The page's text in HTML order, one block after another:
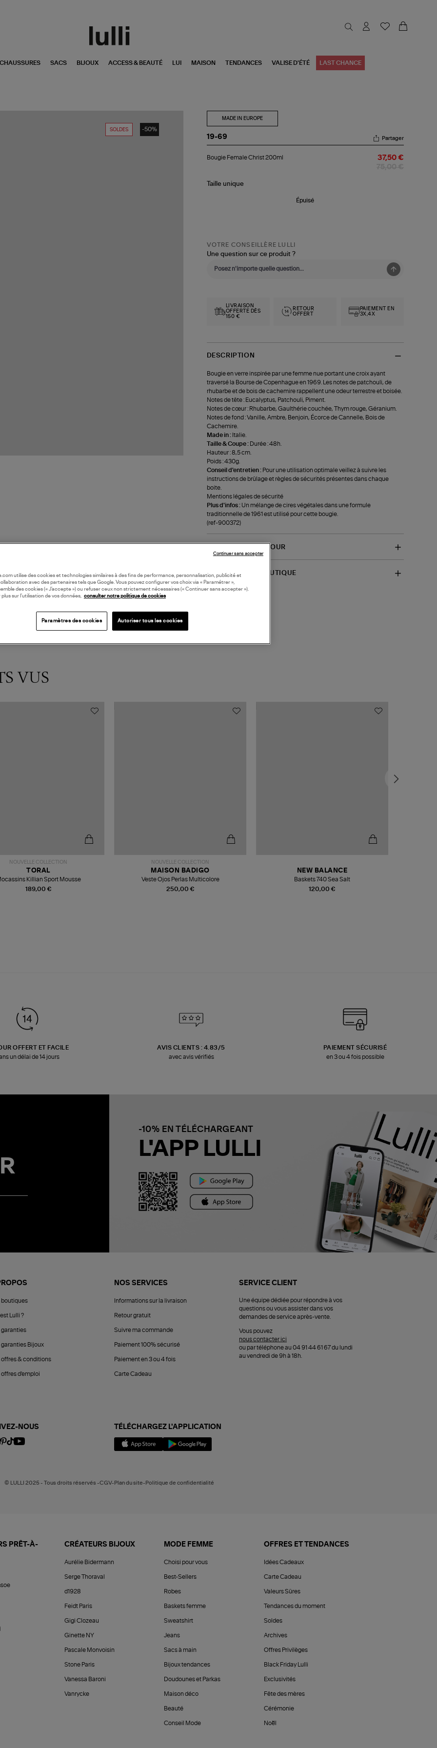
CHAUSSURES SACS BIJOUX ACCESS & BEAUTÉ LUI MAISON TENDANCES VALISE D'ÉTÉ LAST CHANCE
SOLDES -50%
MADE IN EUROPE
19-69
Female
Partager
Bougie Female Christ 200ml 37,50 €
Taille unique
Épuisé
VOTRE CONSEILLÈRE LULLI
Une question sur ce produit ?
LIVRAISON
OFFERTE DÈS
150 €
RETOUR
OFFERT
PAIEMENT EN
3X,4X
DESCRIPTION
Bougie en verre inspirée par une femme nue portant une croix ayant
traversé la Bourse de Copenhague en 1969. Les notes de patchouli, de
rhubarbe et de bois de cachemire rappellent une odeur terrestre et boisée.
Notes de tête : Eucalyptus, Patchouli, Piment.
Notes de cœur : Rhubarbe, Gaulthérie couchée, Thym rouge, Géranium.
Notes de fond : Vanille, Ambre, Benjoin, Écorce de Cannelle, Bois de
Cachemire.
Made in : Italie.
Taille & Coupe : Durée : 48h.
Hauteur : 8,5 cm.
Poids : 430g.
Conseil d'entretien : Pour une utilisation optimale veillez à suivre les
instructions de brûlage et règles de sécurités présentes dans chaque
boite.
Mentions légales de sécurité
Plus d'infos : Un mélange de cires végétales dans une formule
traditionnelle de 1961 est utilisé pour cette bougie.
(ref-900372)
LIVRAISON ET RETOUR
DISPONIBILITÉ BOUTIQUE
VUS
NOUVELLE COLLECTION
189,00 €
TORAL
Killian Sport Mousse
NOUVELLE COLLECTION
250,00 €
MAISON BADIGO
Veste Ojos Perlas Multicolore
120,00 €
NEW BALANCE
Baskets 740 Sea Salt
OFFERT ET FACILE
un délai de 14 jours
AVIS CLIENTS : 4.83/5
avec avis vérifiés
PAIEMENT SÉCURISÉ
en 3 ou 4 fois possible
-10% EN TÉLÉCHARGEANT
L'APP LULLI
boutiques
Lulli ?
garanties
garanties Bijoux
offres & conditions
offres d'emploi
NOS SERVICES
Informations sur la livraison
Retour gratuit
Suivre ma commande
Paiement 100% sécurisé
Paiement en 3 ou 4 fois
Carte Cadeau
SERVICE CLIENT
Une équipe dédiée pour répondre à vos
questions ou vous assister dans vos
demandes de service après-vente.
Vous pouvez
nous contacter ici
ou par téléphone au 04 91 44 61 67 du lundi
au vendredi de 9h à 18h.
NOUS TÉLÉCHARGEZ L'APPLICATION
© LULLI 2025 - Tous droits réservés -CGV-Plan du site-Politique de confidentialité
PRÊT-À-
CRÉATEURS BIJOUX
Aurélie Bidermann
Serge Thoraval
d1928
Feidt Paris
Gigi Clozeau
Ginette NY
Pascale Monvoisin
Stone Paris
Vanessa Baroni
Vanrycke
MODE FEMME
Choisi pour vous
Best-Sellers
Robes
Baskets femme
Sweatshirt
Jeans
Sacs à main
Bijoux tendances
Doudounes et Parkas
Maison déco
Beauté
Conseil Mode
OFFRES ET TENDANCES
Idées Cadeaux
Carte Cadeau
Valeurs Sûres
Tendances du moment
Soldes
Archives
Offres Privilèges
Black Friday Lulli
Exclusivités
Fête des mères
Cérémonie
Noël
utilise des cookies et technologies similaires à des fins de performance, personnalisation, publicité et
avec des partenaires tels que Google. Vous pouvez configurer vos choix via « Paramétrer »,
des cookies (« J’accepte ») ou refuser ceux non strictement nécessaires (« Continuer sans accepter »).
plus sur l’utilisation de vos données,
consulter notre politique de cookies
Paramètres des cookies Autoriser tous les cookies
Continuer sans accepter